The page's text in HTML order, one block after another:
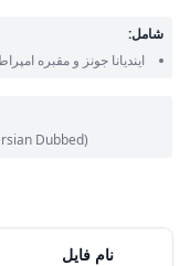
نام فایل
شامل:
ایندیانا جونز و مقبره
Dubbed)